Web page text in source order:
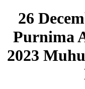
26
Purnima
2023